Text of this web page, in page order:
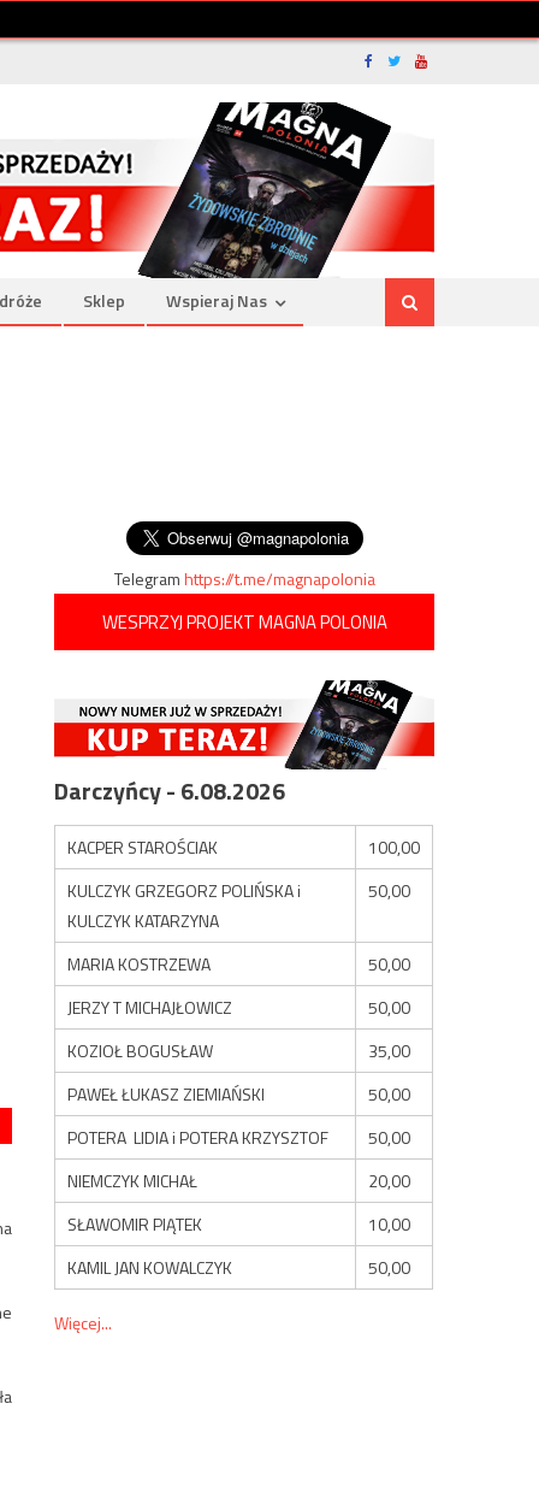
Sklep Wspieraj Nas
Telegramhttps://t.me/magnapolonia
WESPRZYJ PROJEKT MAGNA POLONIA
Darczyńcy - 6.08.2026
KACPER STAROŚCIAK
100,00
KULCZYK GRZEGORZ POLIŃSKA i
KULCZYK KATARZYNA
50,00
MARIA KOSTRZEWA
50,00
JERZY T MICHAJŁOWICZ
50,00
KOZIOŁ BOGUSŁAW
35,00
PAWEŁ ŁUKASZ ZIEMIAŃSKI
50,00
POTERA LIDIA i POTERA KRZYSZTOF
50,00
NIEMCZYK MICHAŁ
20,00
SŁAWOMIR PIĄTEK
10,00
KAMIL JAN KOWALCZYK
50,00
Więcej...